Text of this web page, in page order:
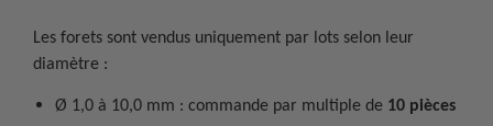
Les forets sont vendus uniquement par lots selon leur
diamètre :
Ø 1,0 à 10,0 mm : commande par multiple de 10 pièces